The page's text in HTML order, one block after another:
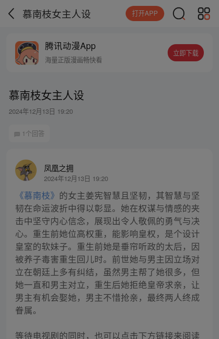
慕南枝女主人设 打开APP
腾讯动漫App
海量正版漫画畅快看
立即下载
慕南枝女主人设
2024年12月13日 19:20
1个回答
凤凰之拥
2024年12月13日 19:20
《慕南枝》 的女主姜宪智慧且坚韧，其智慧与坚
韧在命运波折中得以彰显。她在权谋与情感的夹
击中坚守内心信念，展现出令人敬佩的勇气与决
心。重生前她位高权重，能影响皇权，是个设计
皇室的软妹子。重生前她是垂帘听政的太后，因
被养子毒害重生回儿时。前世她与男主因立场对
立在朝廷上多有纠结，虽然男主帮了她很多，但
她一直和男主对立，重生后她拒绝皇帝求亲，让
男主有机会娶她，男主不惜抢亲，最终两人终成
眷属。
等待电视剧的同时，也可以点击下方链接来阅读